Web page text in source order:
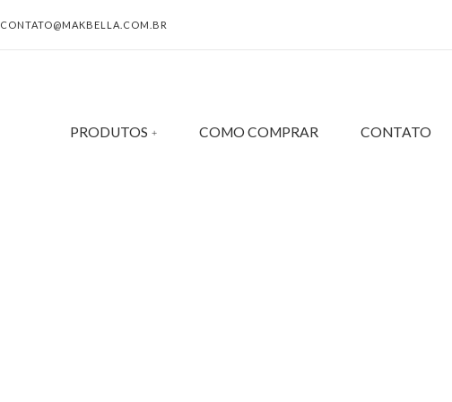
CONTATO@MAKBELLA.COM.BR
PRODUTOS COMO COMPRAR CONTATO